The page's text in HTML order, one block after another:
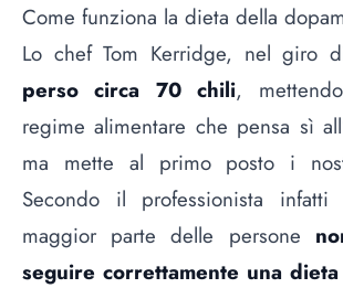
Come funziona la dieta della
Lo chef Tom Kerridge, nel giro
perso circa 70 chili,
regime alimentare che pensa sì
ma mette al primo posto i
Secondo il professionista
maggior parte delle persone
seguire correttamente una